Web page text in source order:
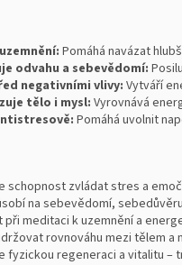
Pomáhá navázat
odvahu a sebevědomí:
negativními vlivy:Vytváří
tělo i mysl: Vyrovnává
Pomáhá uvolnit
schopnost zvládat stres a
na sebevědomí,
při meditaci k uzemnění a
rovnováhu mezi tělem
fyzickou regeneraci a vitalitu –